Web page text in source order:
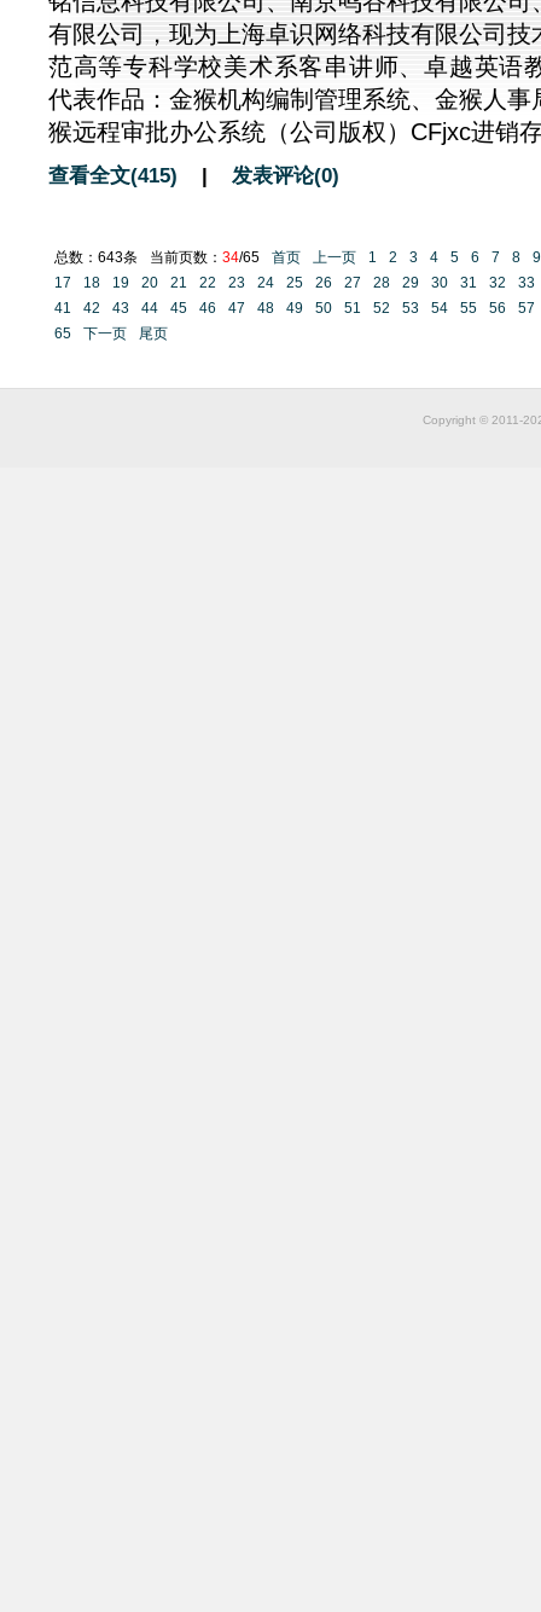
有限公司，现为上海卓识网络科技有限公司技
范高等专科学校美术系客串讲师、卓越英语
代表作品：金猴机构编制管理系统、金猴人事
猴远程审批办公系统（公司版权）CFjxc进销
查看全文(415) | 发表评论(0)
总数：643条 当前页数： 34/65 首页 上一页 1 2 3 4 5 6 7 8
9
17
18 19 20 21 22 23 24 25 26 27 28 29 30 31 32
33
41
42 43 44 45 46 47 48 49 50 51 52 53 54 55 56
57
65
下一页 尾页
Copyright © 2011-